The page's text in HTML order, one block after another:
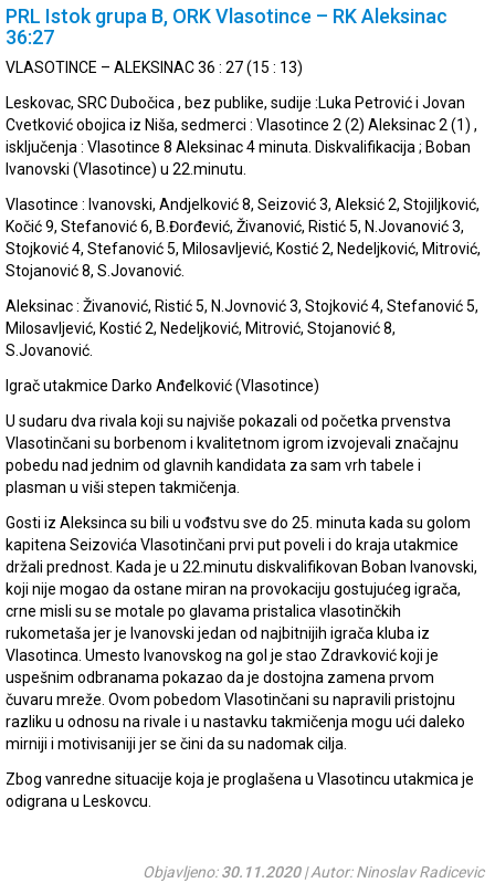
PRL Istok grupa B, ORK Vlasotince – RK Aleksinac
36:27
VLASOTINCE – ALEKSINAC 36 : 27 (15 : 13)
Leskovac, SRC Dubočica , bez publike, sudije :Luka Petrović i Jovan
Cvetković obojica iz Niša, sedmerci : Vlasotince 2 (2) Aleksinac 2 (1) ,
isključenja : Vlasotince 8 Aleksinac 4 minuta. Diskvalifikacija ; Boban
Ivanovski (Vlasotince) u 22.minutu.
Vlasotince : Ivanovski, Andjelković 8, Seizović 3, Aleksić 2, Stojiljković,
Kočić 9, Stefanović 6, B.Đorđević, Živanović, Ristić 5, N.Jovanović 3,
Stojković 4, Stefanović 5, Milosavljević, Kostić 2, Nedeljković, Mitrović,
Stojanović 8, S.Jovanović.
Aleksinac : Živanović, Ristić 5, N.Jovnović 3, Stojković 4, Stefanović 5,
Milosavljević, Kostić 2, Nedeljković, Mitrović, Stojanović 8,
S.Jovanović.
Igrač utakmice Darko Anđelković (Vlasotince)
U sudaru dva rivala koji su najviše pokazali od početka prvenstva
Vlasotinčani su borbenom i kvalitetnom igrom izvojevali značajnu
pobedu nad jednim od glavnih kandidata za sam vrh tabele i
plasman u viši stepen takmičenja.
Gosti iz Aleksinca su bili u vođstvu sve do 25. minuta kada su golom
kapitena Seizovića Vlasotinčani prvi put poveli i do kraja utakmice
držali prednost. Kada je u 22.minutu diskvalifikovan Boban Ivanovski,
koji nije mogao da ostane miran na provokaciju gostujućeg igrača,
crne misli su se motale po glavama pristalica vlasotinčkih
rukometaša jer je Ivanovski jedan od najbitnijih igrača kluba iz
Vlasotinca. Umesto Ivanovskog na gol je stao Zdravković koji je
uspešnim odbranama pokazao da je dostojna zamena prvom
čuvaru mreže. Ovom pobedom Vlasotinčani su napravili pristojnu
razliku u odnosu na rivale i u nastavku takmičenja mogu ući daleko
mirniji i motivisaniji jer se čini da su nadomak cilja.
Zbog vanredne situacije koja je proglašena u Vlasotincu utakmica je
odigrana u Leskovcu.
Objavljeno:30.11.2020| Autor: Ninoslav Radicevic